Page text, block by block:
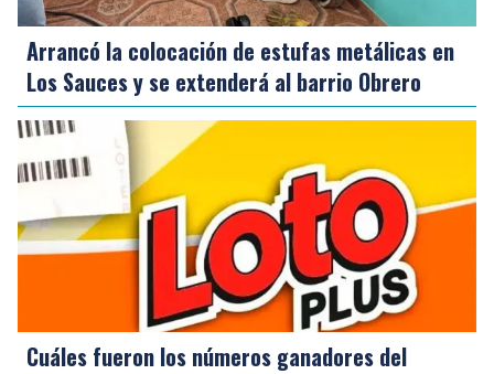
Arrancó la colocación de estufas metálicas en
Los Sauces y se extenderá al barrio Obrero
Cuáles fueron los números ganadores del